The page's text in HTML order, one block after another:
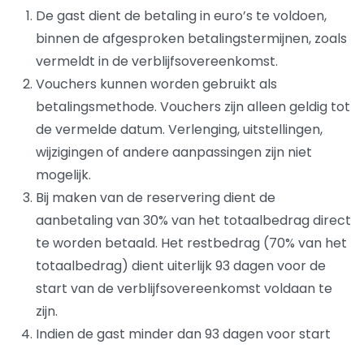
De gast dient de betaling in euro’s te voldoen,
binnen de afgesproken betalingstermijnen, zoals
vermeldt in de verblijfsovereenkomst.
Vouchers kunnen worden gebruikt als
betalingsmethode. Vouchers zijn alleen geldig tot
de vermelde datum. Verlenging, uitstellingen,
wijzigingen of andere aanpassingen zijn niet
mogelijk.
Bij maken van de reservering dient de
aanbetaling van 30% van het totaalbedrag direct
te worden betaald. Het restbedrag (70% van het
totaalbedrag) dient uiterlijk 93 dagen voor de
start van de verblijfsovereenkomst voldaan te
zijn.
Indien de gast minder dan 93 dagen voor start